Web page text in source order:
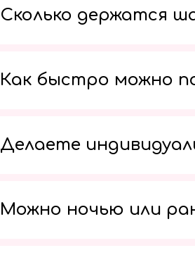
Сколько держатся
Как быстро можно
Делаете
Можно ночью или